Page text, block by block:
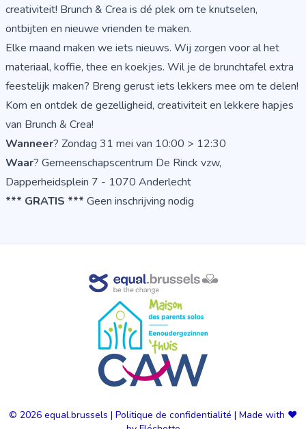
creativiteit! Brunch & Crea is dé plek om te knutselen,
ontbijten en nieuwe vrienden te maken.
Elke maand maken we iets nieuws. Wij zorgen voor al het
materiaal, koffie, thee en koekjes. Wil je de brunchtafel extra
feestelijk maken? Breng gerust iets lekkers mee om te delen!
Kom en ontdek de gezelligheid, creativiteit en lekkere hapjes
van Brunch & Crea!
Wanneer? Zondag 31 mei van 10:00 > 12:30
Waar? Gemeenschapscentrum De Rinck vzw,
Dapperheidsplein 7 - 1070 Anderlecht
*** GRATIS *** Geen inschrijving nodig
© 2026 equal.brussels | Politique de confidentialité | Made with ❤️